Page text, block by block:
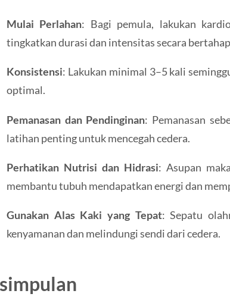
Mulai Perlahan: Bagi pemula, lakukan
tingkatkan durasi dan intensitas secara
Konsistensi: Lakukan minimal 3–5 kali
optimal.
Pemanasan dan Pendinginan: Pemanasan
latihan penting untuk mencegah cedera.
Perhatikan Nutrisi dan Hidrasi: Asupan
membantu tubuh mendapatkan energi dan
Gunakan Alas Kaki yang Tepat: Sepatu
kenyamanan dan melindungi sendi dari cedera.